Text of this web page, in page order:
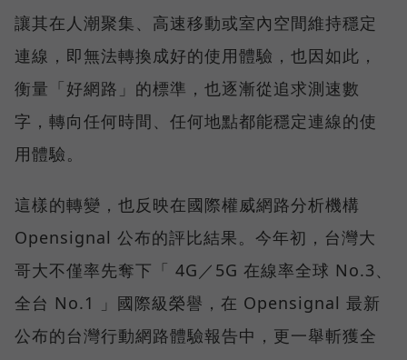
讓其在人潮聚集、高速移動或室內空間維持穩定
連線，即無法轉換成好的使用體驗，也因如此，
衡量「好網路」的標準，也逐漸從追求測速數
字，轉向任何時間、任何地點都能穩定連線的使
用體驗。
這樣的轉變，也反映在國際權威網路分析機構
Opensignal 公布的評比結果。今年初，台灣大
哥大不僅率先奪下「 4G／5G 在線率全球 No.3、
全台 No.1 」國際級榮譽，在 Opensignal 最新
公布的台灣行動網路體驗報告中，更一舉斬獲全